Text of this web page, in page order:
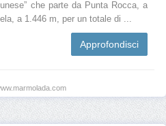
che parte da Punta Rocca, a
a 1.446 m, per un totale di ...
Approfondisci